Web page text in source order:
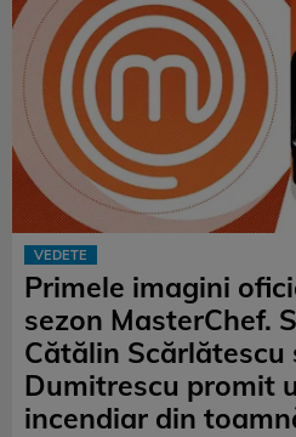
VEDETE
Primele imagini
sezon MasterChef.
Cătălin Scărlătescu
Dumitrescu promit
incendiar din